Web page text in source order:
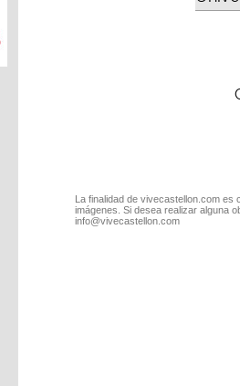
La finalidad de vivecastellon.com
imágenes. Si desea realizar alguna
info@vivecastellon.com